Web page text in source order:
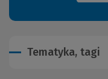
Tematyka, tagi